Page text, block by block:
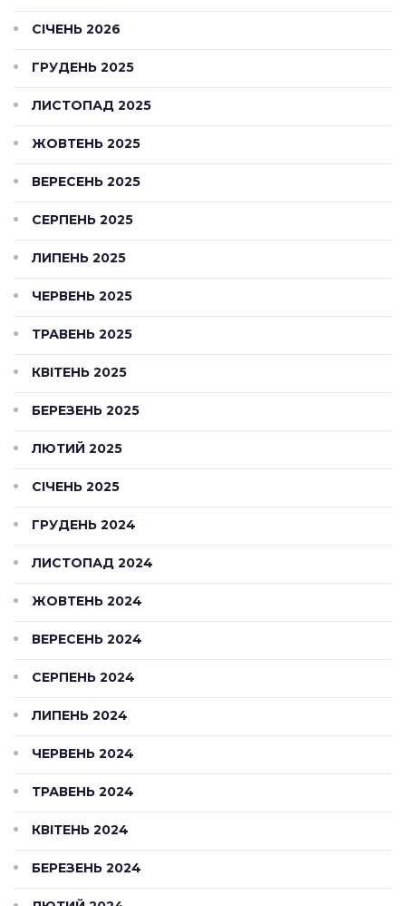
СІЧЕНЬ 2026
ГРУДЕНЬ 2025
ЛИСТОПАД 2025
ЖОВТЕНЬ 2025
ВЕРЕСЕНЬ 2025
СЕРПЕНЬ 2025
ЛИПЕНЬ 2025
ЧЕРВЕНЬ 2025
ТРАВЕНЬ 2025
КВІТЕНЬ 2025
БЕРЕЗЕНЬ 2025
ЛЮТИЙ 2025
СІЧЕНЬ 2025
ГРУДЕНЬ 2024
ЛИСТОПАД 2024
ЖОВТЕНЬ 2024
ВЕРЕСЕНЬ 2024
СЕРПЕНЬ 2024
ЛИПЕНЬ 2024
ЧЕРВЕНЬ 2024
ТРАВЕНЬ 2024
КВІТЕНЬ 2024
БЕРЕЗЕНЬ 2024